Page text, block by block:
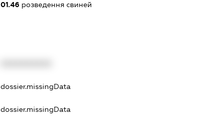
01.46розведення свиней
dossier.missingData
dossier.missingData